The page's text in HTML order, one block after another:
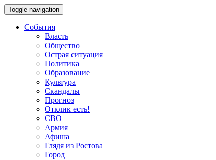
Toggle navigation
События
Власть
Общество
Острая ситуация
Политика
Образование
Культура
Скандалы
Прогноз
Отклик есть!
СВО
Армия
Афиша
Глядя из Ростова
Город